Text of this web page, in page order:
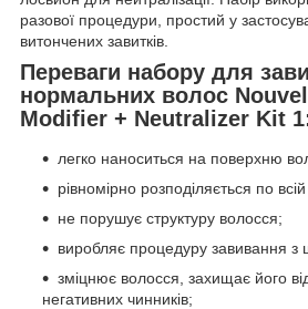
разової процедури, простий у
витончених завитків.
Переваги набору для
нормальних волос
Modifier + Neutralizer Kit
легко наноситься на поверхню
рівномірно розподіляється по
не порушує структуру волосся;
виробляє процедуру завивання
зміцнює волосся, захищає його
негативних чинників;